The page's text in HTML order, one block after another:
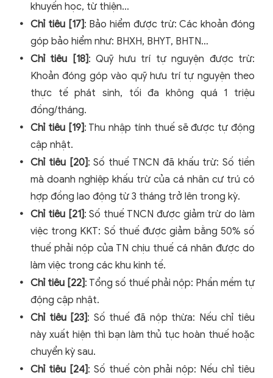
khuyến học, từ thiện…
Chỉ tiêu [17]: Bảo hiểm được trừ: Các khoản đóng
góp bảo hiểm như: BHXH, BHYT, BHTN…
Chỉ tiêu [18]: Quỹ hưu trí tự nguyện được trừ:
Khoản đóng góp vào quỹ hưu trí tự nguyện theo
thực tế phát sinh, tối đa không quá 1 triệu
đồng/tháng.
Chỉ tiêu [19]: Thu nhập tính thuế sẽ được tự động
cập nhật.
Chỉ tiêu [20]: Số thuế TNCN đã khấu trừ: Số tiền
mà doanh nghiệp khấu trừ của cá nhân cư trú có
hợp đồng lao động từ 3 tháng trở lên trong kỳ.
Chỉ tiêu [21]: Số thuế TNCN được giảm trừ do làm
việc trong KKT: Số thuế được giảm bằng 50% số
thuế phải nộp của TN chịu thuế cá nhân được do
làm việc trong các khu kinh tế.
Chỉ tiêu [22]: Tổng số thuế phải nộp: Phần mềm tự
động cập nhật.
Chỉ tiêu [23]: Số thuế đã nộp thừa: Nếu chỉ tiêu
này xuất hiện thì bạn làm thủ tục hoàn thuế hoặc
chuyển kỳ sau.
Chỉ tiêu [24]: Số thuế còn phải nộp: Nếu chỉ tiêu